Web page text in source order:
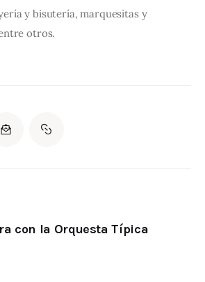
y bisutería, marquesitas y
otros.
con la Orquesta Típica